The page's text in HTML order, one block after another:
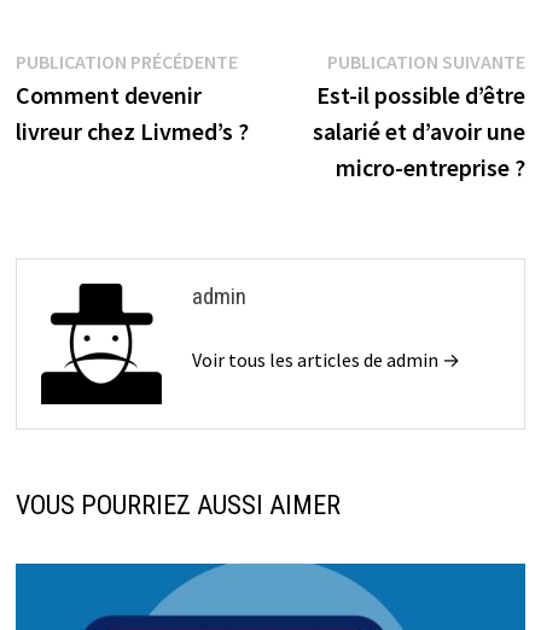
k
PUBLICATION PRÉCÉDENTE
Comment devenir
livreur chez Livmed’s ?
PUBLICATION SUIVANTE
Est-il possible d’être
salarié et d’avoir une
micro-entreprise ?
admin
Voir tous les articles de admin →
VOUS POURRIEZ AUSSI AIMER